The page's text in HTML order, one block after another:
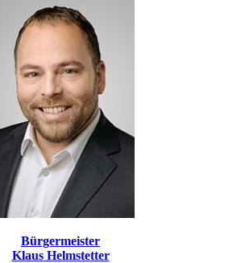
Bürgermeister
Klaus Helmstetter